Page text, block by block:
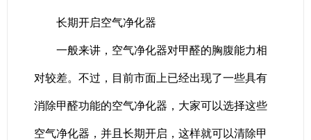
长期开启空气净化器
一般来讲，空气净化器对甲醛的胸腹能力相
对较差。不过，目前市面上已经出现了一些具有
消除甲醛功能的空气净化器，大家可以选择这些
空气净化器，并且长期开启，这样就可以清除甲